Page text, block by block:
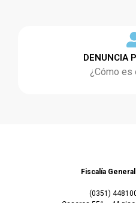
DENUNCIA
¿Cómo es
Fiscalía
(0351)